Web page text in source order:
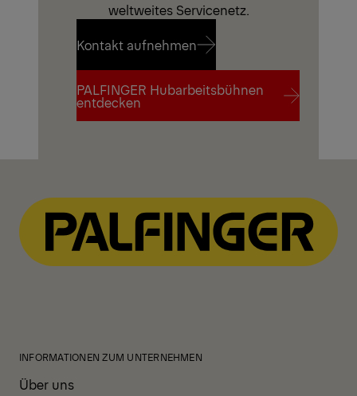
weltweites Servicenetz.
Kontakt aufnehmen
Kontakt aufnehmen
PALFINGER Hubarbeitsbühnen
entdecken
INFORMATIONEN ZUM UNTERNEHMEN
Über uns